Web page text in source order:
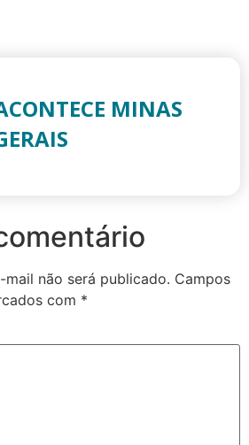
MINAS
mail não será publicado. Campos
com *